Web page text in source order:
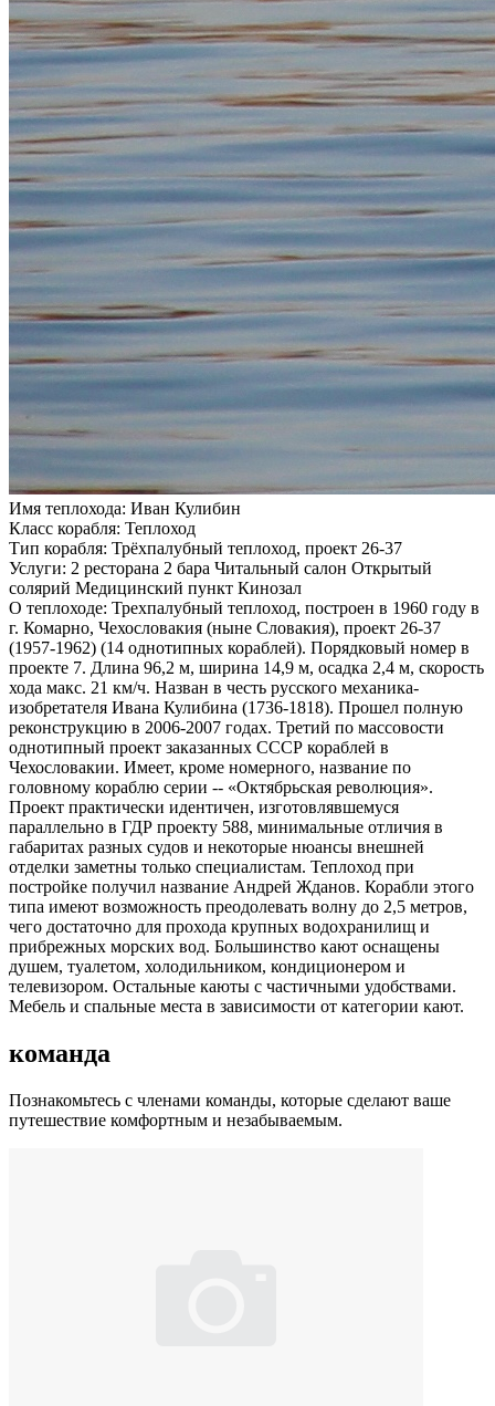
Имя теплохода: Иван Кулибин
Класс корабля: Теплоход
Тип корабля: Трёхпалубный теплоход, проект 26-37
Услуги: 2 ресторана 2 бара Читальный салон Открытый
солярий Медицинский пункт Кинозал
О теплоходе: Трехпалубный теплоход, построен в 1960 году в
г. Комарно, Чехословакия (ныне Словакия), проект 26-37
(1957-1962) (14 однотипных кораблей). Порядковый номер в
проекте 7. Длина 96,2 м, ширина 14,9 м, осадка 2,4 м, скорость
хода макс. 21 км/ч. Назван в честь русского механика-
изобретателя Ивана Кулибина (1736-1818). Прошел полную
реконструкцию в 2006-2007 годах. Третий по массовости
однотипный проект заказанных СССР кораблей в
Чехословакии. Имеет, кроме номерного, название по
головному кораблю серии -- «Октябрьская революция».
Проект практически идентичен, изготовлявшемуся
параллельно в ГДР проекту 588, минимальные отличия в
габаритах разных судов и некоторые нюансы внешней
отделки заметны только специалистам. Теплоход при
постройке получил название Андрей Жданов. Корабли этого
типа имеют возможность преодолевать волну до 2,5 метров,
чего достаточно для прохода крупных водохранилищ и
прибрежных морских вод. Большинство кают оснащены
душем, туалетом, холодильником, кондиционером и
телевизором. Остальные каюты с частичными удобствами.
Мебель и спальные места в зависимости от категории кают.
команда
Познакомьтесь с членами команды, которые сделают ваше
путешествие комфортным и незабываемым.